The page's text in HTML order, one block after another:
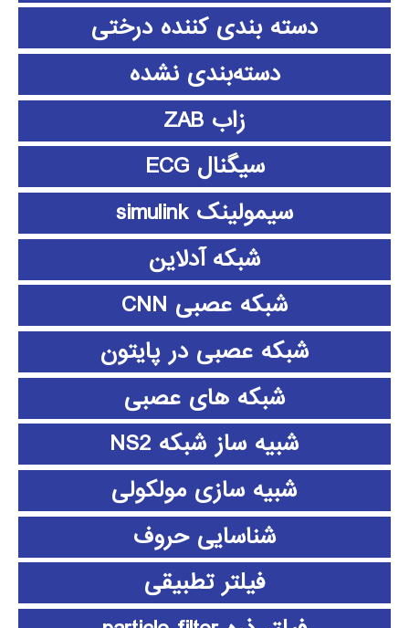
دسته بندی کننده درختی
دسته‌بندی نشده
زاب ZAB
سیگنال ECG
سیمولینک simulink
شبکه آدلاین
شبکه عصبی CNN
شبکه عصبی در پایتون
شبکه های عصبی
شبیه ساز شبکه NS2
شبیه سازی مولکولی
شناسایی حروف
فیلتر تطبیقی